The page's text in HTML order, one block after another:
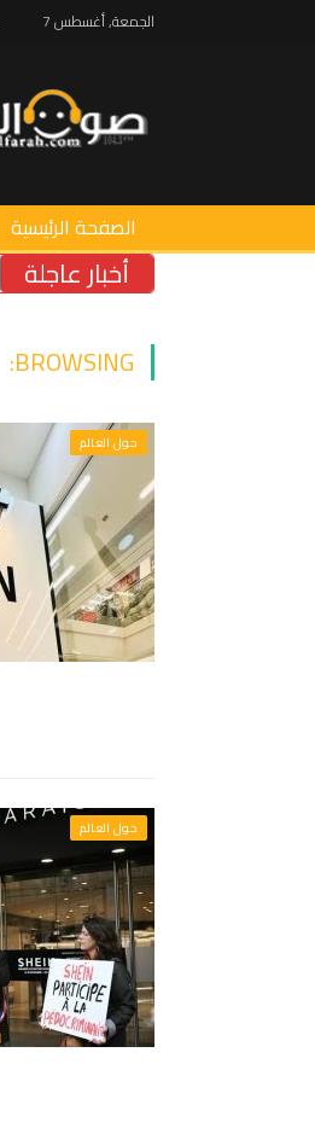
الجمعة, أغسطس 7
الصفحة الرئيسية
أخبار عاجلة
BROWSING:
حول العالم
حول العالم